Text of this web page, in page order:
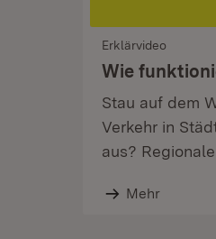
Erklärvideo
Wie
Stau auf dem
Verkehr in
aus?
Mehr